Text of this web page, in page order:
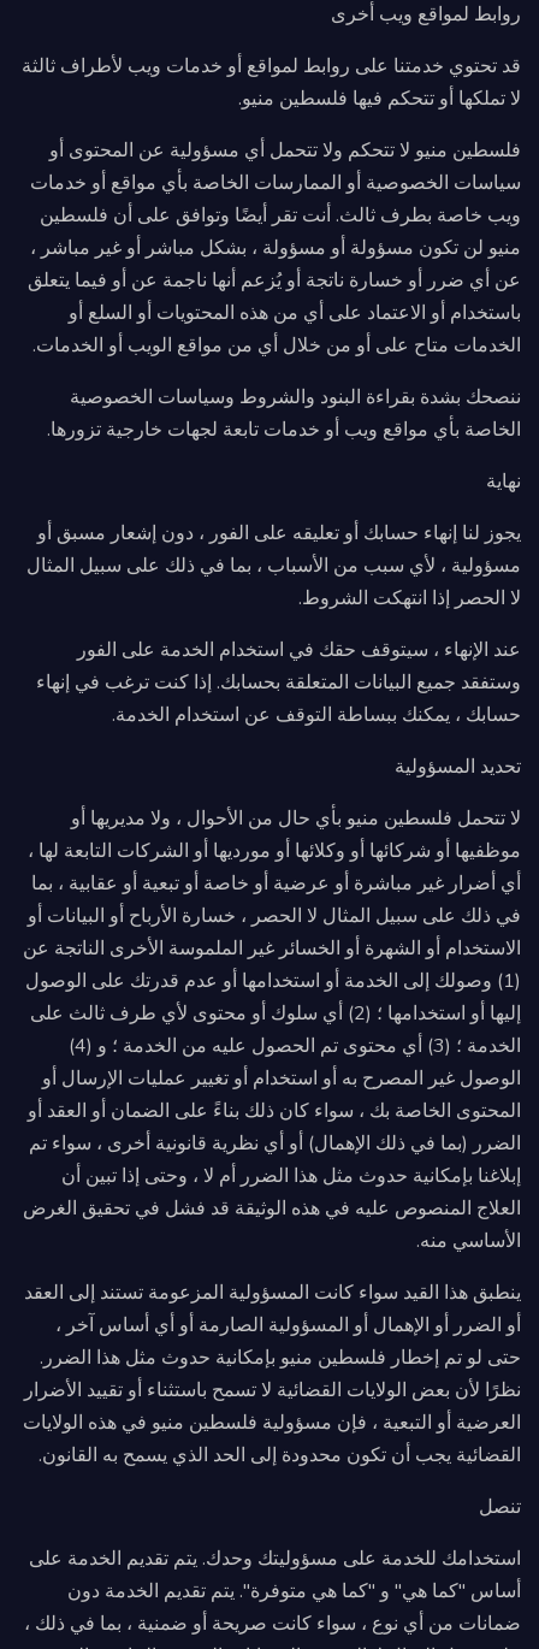
روابط لمواقع ويب أخرى
قد تحتوي خدمتنا على روابط لمواقع أو خدمات ويب لأطراف ثالثة
لا تملكها أو تتحكم فيها فلسطين منيو.
فلسطين منيو لا تتحكم ولا تتحمل أي مسؤولية عن المحتوى أو
سياسات الخصوصية أو الممارسات الخاصة بأي مواقع أو خدمات
ويب خاصة بطرف ثالث. أنت تقر أيضًا وتوافق على أن فلسطين
منيو لن تكون مسؤولة أو مسؤولة ، بشكل مباشر أو غير مباشر ،
عن أي ضرر أو خسارة ناتجة أو يُزعم أنها ناجمة عن أو فيما يتعلق
باستخدام أو الاعتماد على أي من هذه المحتويات أو السلع أو
الخدمات متاح على أو من خلال أي من مواقع الويب أو الخدمات.
ننصحك بشدة بقراءة البنود والشروط وسياسات الخصوصية
الخاصة بأي مواقع ويب أو خدمات تابعة لجهات خارجية تزورها.
نهاية
يجوز لنا إنهاء حسابك أو تعليقه على الفور ، دون إشعار مسبق أو
مسؤولية ، لأي سبب من الأسباب ، بما في ذلك على سبيل المثال
لا الحصر إذا انتهكت الشروط.
عند الإنهاء ، سيتوقف حقك في استخدام الخدمة على الفور
وستفقد جميع البيانات المتعلقة بحسابك. إذا كنت ترغب في إنهاء
حسابك ، يمكنك ببساطة التوقف عن استخدام الخدمة.
تحديد المسؤولية
لا تتحمل فلسطين منيو بأي حال من الأحوال ، ولا مديريها أو
موظفيها أو شركائها أو وكلائها أو مورديها أو الشركات التابعة لها ،
أي أضرار غير مباشرة أو عرضية أو خاصة أو تبعية أو عقابية ، بما
في ذلك على سبيل المثال لا الحصر ، خسارة الأرباح أو البيانات أو
الاستخدام أو الشهرة أو الخسائر غير الملموسة الأخرى الناتجة عن
(1) وصولك إلى الخدمة أو استخدامها أو عدم قدرتك على الوصول
إليها أو استخدامها ؛ (2) أي سلوك أو محتوى لأي طرف ثالث على
الخدمة ؛ (3) أي محتوى تم الحصول عليه من الخدمة ؛ و (4)
الوصول غير المصرح به أو استخدام أو تغيير عمليات الإرسال أو
المحتوى الخاصة بك ، سواء كان ذلك بناءً على الضمان أو العقد أو
الضرر (بما في ذلك الإهمال) أو أي نظرية قانونية أخرى ، سواء تم
إبلاغنا بإمكانية حدوث مثل هذا الضرر أم لا ، وحتى إذا تبين أن
العلاج المنصوص عليه في هذه الوثيقة قد فشل في تحقيق الغرض
الأساسي منه.
ينطبق هذا القيد سواء كانت المسؤولية المزعومة تستند إلى العقد
أو الضرر أو الإهمال أو المسؤولية الصارمة أو أي أساس آخر ،
حتى لو تم إخطار فلسطين منيو بإمكانية حدوث مثل هذا الضرر.
نظرًا لأن بعض الولايات القضائية لا تسمح باستثناء أو تقييد الأضرار
العرضية أو التبعية ، فإن مسؤولية فلسطين منيو في هذه الولايات
القضائية يجب أن تكون محدودة إلى الحد الذي يسمح به القانون.
تنصل
استخدامك للخدمة على مسؤوليتك وحدك. يتم تقديم الخدمة على
أساس "كما هي" و "كما هي متوفرة". يتم تقديم الخدمة دون
ضمانات من أي نوع ، سواء كانت صريحة أو ضمنية ، بما في ذلك ،